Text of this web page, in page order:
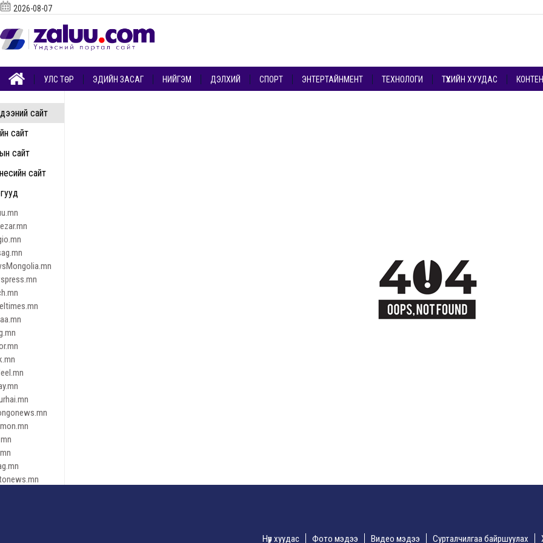
сайт
сайт
сайт
сайт
2026-08-07
УЛС ТӨР ЭДИЙН ЗАСАГ НИЙГЭМ ДЭЛХИЙ СПОРТ ЭНТЕРТАЙНМЕНТ ТЕХНОЛОГИ ТҮҮХИЙН ХУУДАС
Нүүр хуудас Фото мэдээ Видео мэдээ Сурталчилгаа байршуулах